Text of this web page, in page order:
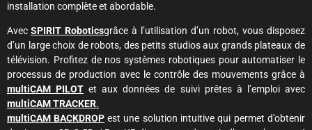
installation complète et abordable.
Avec SPIRIT Roboticsgrâce à l’utilisation d’un robot, vous disposez
d’un large choix de robots, des petits studios aux grands plateaux de
télévision. Profitez de nos systèmes robotiques pour automatiser le
processus de production avec le contrôle des mouvements grâce à
multiCAM PILOT et aux données de suivi prêtes à l’emploi avec
multiCAM TRACKER.
multiCAM BACKDROP